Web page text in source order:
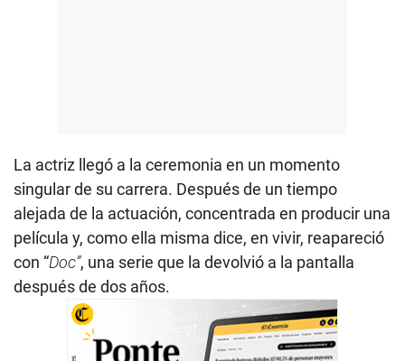
La actriz llegó a la ceremonia en un momento
singular de su carrera. Después de un tiempo
alejada de la actuación, concentrada en producir una
película y, como ella misma dice, en vivir, reapareció
con “Doc”, una serie que la devolvió a la pantalla
después de dos años.